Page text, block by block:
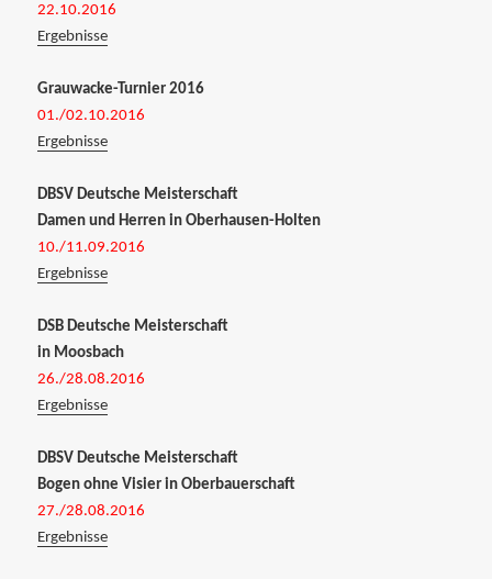
22.10.2016
Ergebnisse
Grauwacke-Turnier 2016
01./02.10.2016
Ergebnisse
DBSV Deutsche Meisterschaft
Damen und Herren in Oberhausen-Holten
10./11.09.2016
Ergebnisse
DSB Deutsche Meisterschaft
in Moosbach
26./28.08.2016
Ergebnisse
DBSV Deutsche Meisterschaft
Bogen ohne Visier in Oberbauerschaft
27./28.08.2016
Ergebnisse